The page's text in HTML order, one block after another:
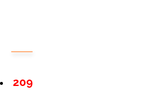
209